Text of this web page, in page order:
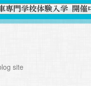
site